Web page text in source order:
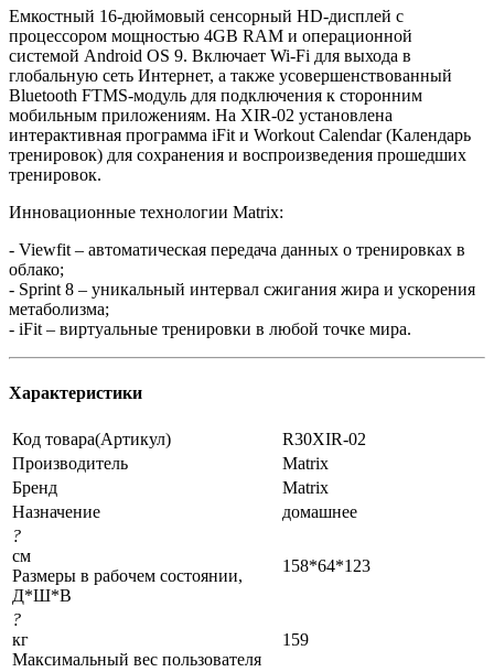
Емкостный 16-дюймовый сенсорный HD-дисплей с
процессором мощностью 4GB RAM и операционной
системой Android OS 9. Включает Wi-Fi для выхода в
глобальную сеть Интернет, а также усовершенствованный
Bluetooth FTMS-модуль для подключения к сторонним
мобильным приложениям. На XIR-02 установлена
интерактивная программа iFit и Workout Calendar (Календарь
тренировок) для сохранения и воспроизведения прошедших
тренировок.
Инновационные технологии Matrix:
- Viewfit – автоматическая передача данных о тренировках в
облако;
- Sprint 8 – уникальный интервал сжигания жира и ускорения
метаболизма;
- iFit – виртуальные тренировки в любой точке мира.
Характеристики
Код товара(Артикул)
R30XIR-02
Производитель
Matrix
Бренд
Matrix
Назначение
домашнее
?
см
Размеры в рабочем состоянии,
Д*Ш*В
158*64*123
?
кг
Максимальный вес пользователя
159